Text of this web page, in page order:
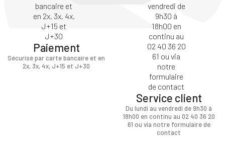
Paiement
Sécurisé par carte bancaire et en
2x, 3x, 4x, J+15 et J+30
Service client
Du lundi au vendredi de 9h30 à
18h00 en continu au 02 40 36 20
61 ou via notre formulaire de
contact